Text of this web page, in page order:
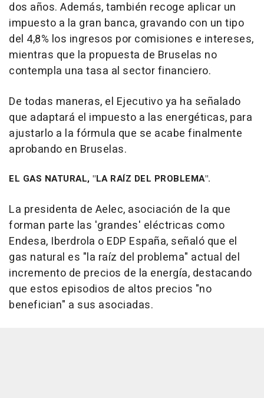
dos años. Además, también recoge aplicar un
impuesto a la gran banca, gravando con un tipo
del 4,8% los ingresos por comisiones e intereses,
mientras que la propuesta de Bruselas no
contempla una tasa al sector financiero.
De todas maneras, el Ejecutivo ya ha señalado
que adaptará el impuesto a las energéticas, para
ajustarlo a la fórmula que se acabe finalmente
aprobando en Bruselas.
EL GAS NATURAL, "LA RAÍZ DEL PROBLEMA".
La presidenta de Aelec, asociación de la que
forman parte las 'grandes' eléctricas como
Endesa, Iberdrola o EDP España, señaló que el
gas natural es "la raíz del problema" actual del
incremento de precios de la energía, destacando
que estos episodios de altos precios "no
benefician" a sus asociadas.